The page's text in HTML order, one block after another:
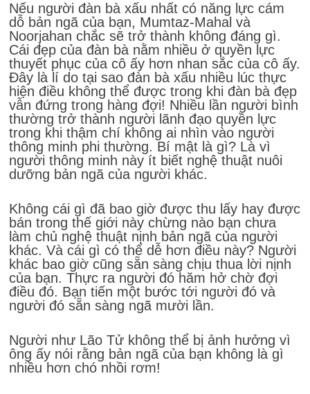
Nếu người đàn bà xấu nhất có năng lực cám
dỗ bản ngã của bạn, Mumtaz-Mahal và
Noorjahan chắc sẽ trở thành không đáng gì.
Cái đẹp của đàn bà nằm nhiều ở quyền lực
thuyết phục của cô ấy hơn nhan sắc của cô ấy.
Đây là lí do tại sao đàn bà xấu nhiều lúc thực
hiện điều không thể được trong khi đàn bà đẹp
vẫn đứng trong hàng đợi! Nhiều lần người bình
thường trở thành người lãnh đạo quyền lực
trong khi thậm chí không ai nhìn vào người
thông minh phi thường. Bí mật là gì? Là vì
người thông minh này ít biết nghệ thuật nuôi
dưỡng bản ngã của người khác.
Không cái gì đã bao giờ được thu lấy hay được
bán trong thế giới này chừng nào bạn chưa
làm chủ nghệ thuật nịnh bản ngã của người
khác. Và cái gì có thể dễ hơn điều này? Người
khác bao giờ cũng sẵn sàng chịu thua lời nịnh
của bạn. Thực ra người đó hăm hở chờ đợi
điều đó. Bạn tiến một bước tới người đó và
người đó sẵn sàng ngã mười lần.
Người như Lão Tử không thể bị ảnh hưởng vì
ông ấy nói rằng bản ngã của bạn không là gì
nhiều hơn chó nhồi rơm!